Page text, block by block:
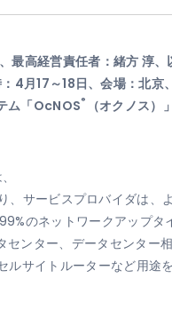
、最高経営責任者：緒方
：4月17～18日、会場：北
ム「OcNOS®
（オクノス
サービスプロバイダは、
のネットワークアップ
センター、データセンタ
ルサイトルーターなど用